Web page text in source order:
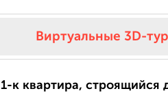
Виртуальные 3D-
1-к квартира, строящийся